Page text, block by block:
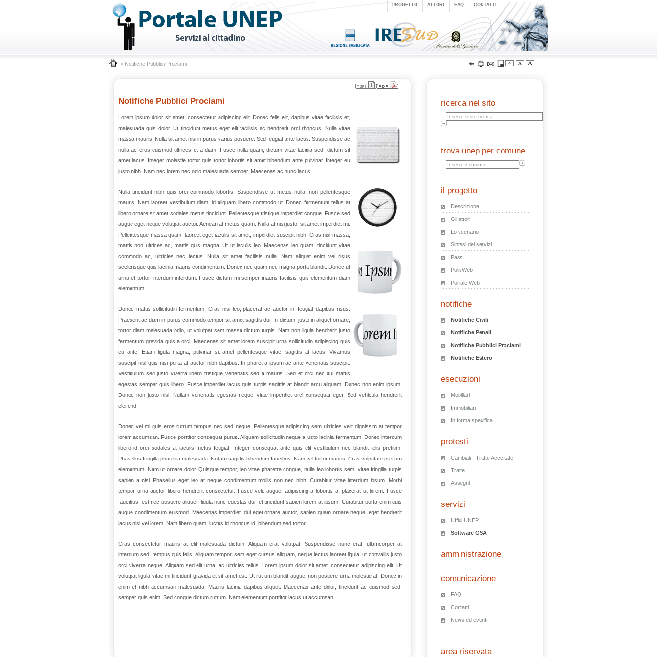
PROGETTO ATTORI FAQ CONTATTI
> Notifiche Pubblici Proclami
Notifiche Pubblici Proclami
Lorem ipsum dolor sit amet, consectetur adipiscing elit. Donec felis elit, dapibus vitae facilisis et,
malesuada quis dolor. Ut tincidunt metus eget elit facilisis ac hendrerit orci rhoncus. Nulla vitae
massa mauris. Nulla sit amet nisi in purus varius posuere. Sed feugiat ante lacus. Suspendisse ac
nulla ac eros euismod ultrices et a diam. Fusce nulla quam, dictum vitae lacinia sed, dictum sit
amet lacus. Integer molestie tortor quis tortor lobortis sit amet bibendum ante pulvinar. Integer eu
justo nibh. Nam nec lorem nec odio malesuada semper. Maecenas ac nunc lacus.
Nulla tincidunt nibh quis orci commodo lobortis. Suspendisse ut metus nulla, non pellentesque
mauris. Nam laoreet vestibulum diam, id aliquam libero commodo ut. Donec fermentum tellus at
libero ornare sit amet sodales metus tincidunt. Pellentesque tristique imperdiet congue. Fusce sed
augue eget neque volutpat auctor. Aenean at metus quam. Nulla at nisi justo, sit amet imperdiet mi.
Pellentesque massa quam, laoreet eget iaculis sit amet, imperdiet suscipit nibh. Cras nisl massa,
mattis non ultrices ac, mattis quis magna. Ut ut iaculis leo. Maecenas leo quam, tincidunt vitae
commodo ac, ultricies nec lectus. Nulla sit amet facilisis nulla. Nam aliquet enim vel risus
scelerisque quis lacinia mauris condimentum. Donec nec quam nec magna porta blandit. Donec ut
urna et tortor interdum interdum. Fusce dictum mi semper mauris facilisis quis elementum diam
elementum.
Donec mattis sollicitudin fermentum. Cras nisi leo, placerat ac auctor in, feugiat dapibus risus.
Praesent ac diam in purus commodo tempor sit amet sagittis dui. In dictum, justo in aliquet ornare,
tortor diam malesuada odio, ut volutpat sem massa dictum turpis. Nam non ligula hendrerit justo
fermentum gravida quis a orci. Maecenas sit amet lorem suscipit urna sollicitudin adipiscing quis
eu ante. Etiam ligula magna, pulvinar sit amet pellentesque vitae, sagittis at lacus. Vivamus
suscipit nisl quis nisi porta at auctor nibh dapibus. In pharetra ipsum ac ante venenatis suscipit.
Vestibulum sed justo viverra libero tristique venenatis sed a mauris. Sed et orci nec dui mattis
egestas semper quis libero. Fusce imperdiet lacus quis turpis sagittis at blandit arcu aliquam. Donec non enim ipsum.
Donec non justo nisi. Nullam venenatis egestas neque, vitae imperdiet orci consequat eget. Sed vehicula hendrerit
eleifend.
Donec vel mi quis eros rutrum tempus nec sed neque. Pellentesque adipiscing sem ultricies velit dignissim at tempor
lorem accumsan. Fusce porttitor consequat purus. Aliquam sollicitudin neque a justo lacinia fermentum. Donec interdum
libero id orci sodales at iaculis metus feugiat. Integer consequat ante quis elit vestibulum nec blandit felis pretium.
Phasellus fringilla pharetra malesuada. Nullam sagittis bibendum faucibus. Nam vel tortor mauris. Cras vulputate pretium
elementum. Nam ut ornare dolor. Quisque tempor, leo vitae pharetra congue, nulla leo lobortis sem, vitae fringilla turpis
sapien a nisl. Phasellus eget leo at neque condimentum mollis non nec nibh. Curabitur vitae interdum ipsum. Morbi
tempor urna auctor libero hendrerit consectetur. Fusce velit augue, adipiscing a lobortis a, placerat ut lorem. Fusce
faucibus, est nec posuere aliquet, ligula nunc egestas dui, et tincidunt sapien lorem at ipsum. Curabitur porta enim quis
augue condimentum euismod. Maecenas imperdiet, dui eget ornare auctor, sapien quam ornare neque, eget hendrerit
lacus nisl vel lorem. Nam libero quam, luctus id rhoncus id, bibendum sed tortor.
Cras consectetur mauris at elit malesuada dictum. Aliquam erat volutpat. Suspendisse nunc erat, ullamcorper at
interdum sed, tempus quis felis. Aliquam tempor, sem eget cursus aliquam, neque lectus laoreet ligula, ut convallis justo
orci viverra neque. Aliquam sed elit urna, ac ultricies tellus. Lorem ipsum dolor sit amet, consectetur adipiscing elit. Ut
volutpat ligula vitae mi tincidunt gravida et sit amet est. Ut rutrum blandit augue, non posuere urna molestie at. Donec in
enim et nibh accumsan malesuada. Mauris lacinia dapibus aliquet. Maecenas ante dolor, tincidunt ac euismod sed,
semper quis enim. Sed congue dictum rutrum. Nam elementum porttitor lacus ut accumsan.
ricerca nel sito
trova unep per comune
il progetto
Descrizione
Gli attori
Lo scenario
Sintesi dei servizi
Pass
PolisWeb
Portale Web
notifiche
Notifiche Civili
Notifiche Penali
Notifiche Pubblici Proclami
Notifiche Estero
esecuzioni
Mobiliari
Immobiliari
In forma specifica
protesti
Cambiali - Tratte Accettate
Tratte
Assegni
servizi
Uffici UNEP
Software GSA
amministrazione
comunicazione
FAQ
Contatti
News ed eventi
area riservata